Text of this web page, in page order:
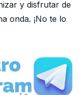
y disfrutar de
onda. ¡No te lo